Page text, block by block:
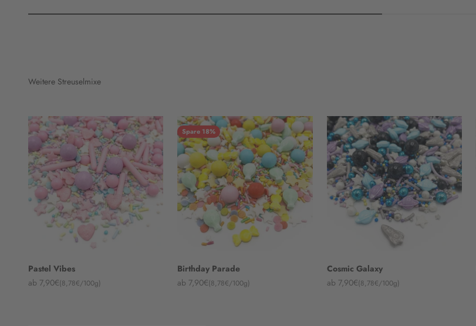
Weitere Streuselmixe
Pastel Vibes
Angebot
ab 7,90€(8,78€/100g)
Spare 18%
Birthday Parade
Angebot
ab 7,90€(8,78€/100g)
Cosmic Galaxy
Angebot
ab 7,90€(8,78€/100g)